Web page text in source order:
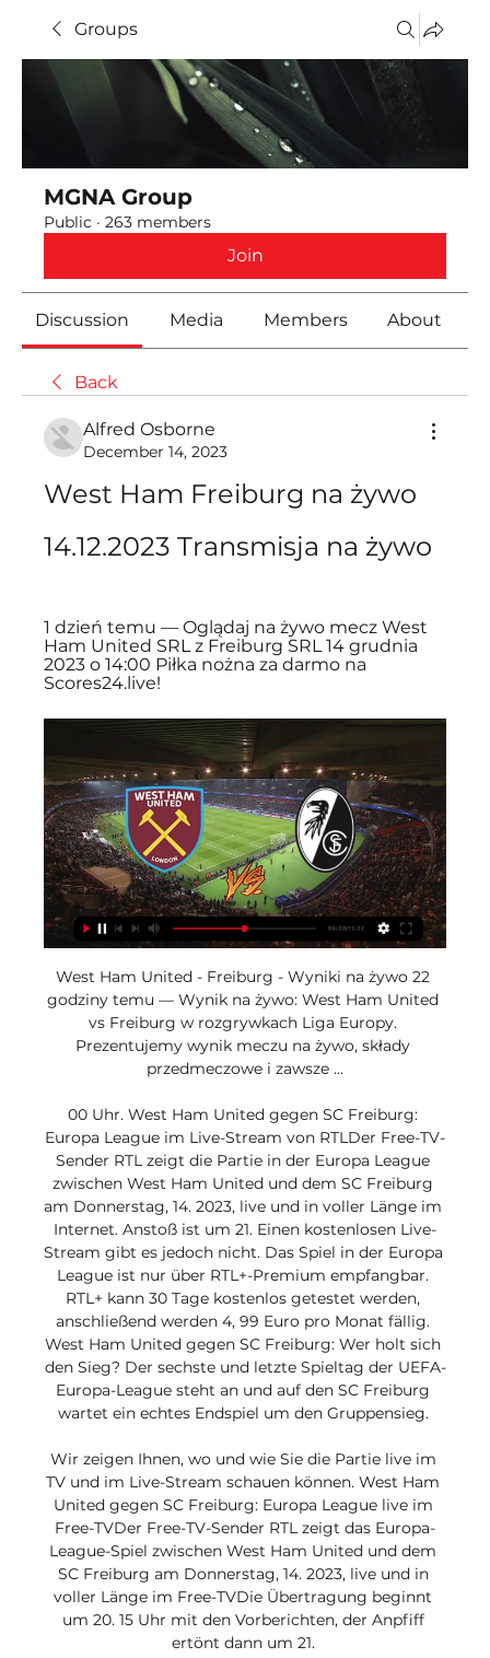
Groups
MGNA Group
Public · 263 members
Join
Discussion Media Members About
Back
Alfred Osborne
December 14, 2023
West Ham Freiburg na żywo
14.12.2023 Transmisja na żywo
1 dzień temu — Oglądaj na żywo mecz West
Ham United SRL z Freiburg SRL 14 grudnia
2023 o 14:00 Piłka nożna za darmo na
Scores24.live!
West Ham United - Freiburg - Wyniki na żywo 22
godziny temu — Wynik na żywo: West Ham United
vs Freiburg w rozgrywkach Liga Europy.
Prezentujemy wynik meczu na żywo, składy
przedmeczowe i zawsze ...
00 Uhr. West Ham United gegen SC Freiburg:
Europa League im Live-Stream von RTLDer Free-TV-
Sender RTL zeigt die Partie in der Europa League
zwischen West Ham United und dem SC Freiburg
am Donnerstag, 14. 2023, live und in voller Länge im
Internet. Anstoß ist um 21. Einen kostenlosen Live-
Stream gibt es jedoch nicht. Das Spiel in der Europa
League ist nur über RTL+-Premium empfangbar.
RTL+ kann 30 Tage kostenlos getestet werden,
anschließend werden 4, 99 Euro pro Monat fällig.
West Ham United gegen SC Freiburg: Wer holt sich
den Sieg? Der sechste und letzte Spieltag der UEFA-
Europa-League steht an und auf den SC Freiburg
wartet ein echtes Endspiel um den Gruppensieg.
Wir zeigen Ihnen, wo und wie Sie die Partie live im
TV und im Live-Stream schauen können. West Ham
United gegen SC Freiburg: Europa League live im
Free-TVDer Free-TV-Sender RTL zeigt das Europa-
League-Spiel zwischen West Ham United und dem
SC Freiburg am Donnerstag, 14. 2023, live und in
voller Länge im Free-TVDie Übertragung beginnt
um 20. 15 Uhr mit den Vorberichten, der Anpfiff
ertönt dann um 21.